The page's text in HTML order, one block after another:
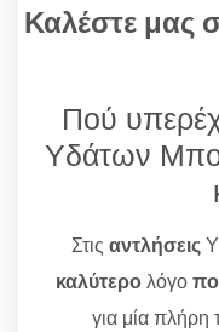
Καλέστε μας
Πού
Υδάτων
Στις αντλήσεις
καλύτερολόγο
για μία